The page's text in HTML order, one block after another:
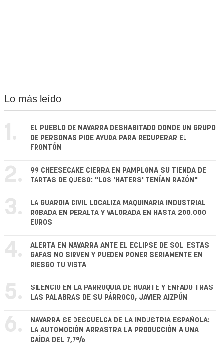
Lo más leído
1.
EL PUEBLO DE NAVARRA DESHABITADO DONDE UN GRUPO
DE PERSONAS PIDE AYUDA PARA RECUPERAR EL
FRONTÓN
2.
99 CHEESECAKE CIERRA EN PAMPLONA SU TIENDA DE
TARTAS DE QUESO: "LOS 'HATERS' TENÍAN RAZÓN"
3.
LA GUARDIA CIVIL LOCALIZA MAQUINARIA INDUSTRIAL
ROBADA EN PERALTA Y VALORADA EN HASTA 200.000
EUROS
4.
ALERTA EN NAVARRA ANTE EL ECLIPSE DE SOL: ESTAS
GAFAS NO SIRVEN Y PUEDEN PONER SERIAMENTE EN
RIESGO TU VISTA
5.
SILENCIO EN LA PARROQUIA DE HUARTE Y ENFADO TRAS
LAS PALABRAS DE SU PÁRROCO, JAVIER AIZPÚN
6.
NAVARRA SE DESCUELGA DE LA INDUSTRIA ESPAÑOLA:
LA AUTOMOCIÓN ARRASTRA LA PRODUCCIÓN A UNA
CAÍDA DEL 7,7%